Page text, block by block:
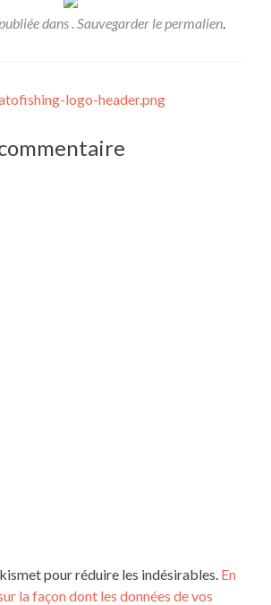
dans . Sauvegarder lepermalien.
logo-header.png
pour réduire les indésirables. En
la façon dont les données de vos